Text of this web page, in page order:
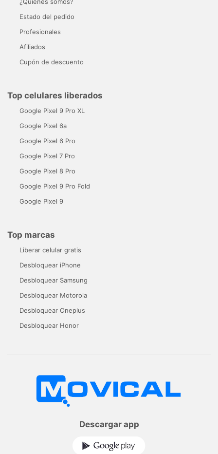
Estado del pedido
Profesionales
Afiliados
Cupón de descuento
Top celulares liberados
Google Pixel 9 Pro XL
Google Pixel 6a
Google Pixel 6 Pro
Google Pixel 7 Pro
Google Pixel 8 Pro
Google Pixel 9 Pro Fold
Google Pixel 9
Top marcas
Liberar celular gratis
Desbloquear iPhone
Desbloquear Samsung
Desbloquear Motorola
Desbloquear Oneplus
Desbloquear Honor
Descargar app